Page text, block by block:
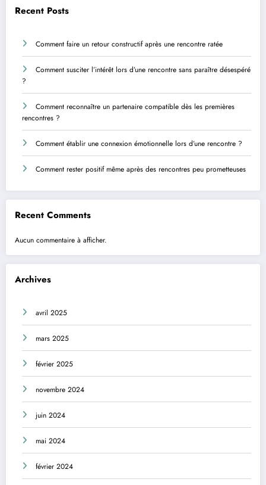
Recent Posts
Comment faire un retour constructif après une rencontre ratée
Comment susciter l’intérêt lors d’une rencontre sans paraître désespéré
?
Comment reconnaître un partenaire compatible dès les premières
rencontres ?
Comment établir une connexion émotionnelle lors d’une rencontre ?
Comment rester positif même après des rencontres peu prometteuses
Recent Comments
Aucun commentaire à afficher.
Archives
avril 2025
mars 2025
février 2025
novembre 2024
juin 2024
mai 2024
février 2024